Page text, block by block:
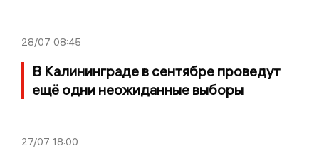
28/07 08:45
В Калининграде в сентябре проведут
ещё одни неожиданные выборы
27/07 18:00